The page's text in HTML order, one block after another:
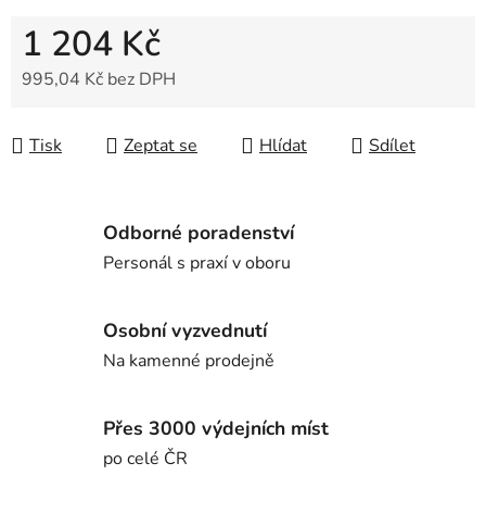
1 204 Kč
995,04 Kč bez DPH
Tisk
Zeptat se Hlídat Sdílet
Odborné poradenství
Personál s praxí v oboru
Osobní vyzvednutí
Na kamenné prodejně
Přes 3000 výdejních míst
po celé ČR